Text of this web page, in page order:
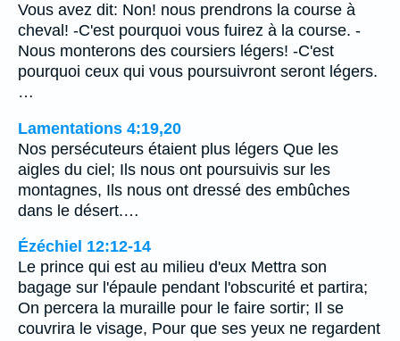
Vous avez dit: Non! nous prendrons la course à
cheval! -C'est pourquoi vous fuirez à la course. -
Nous monterons des coursiers légers! -C'est
pourquoi ceux qui vous poursuivront seront légers.
…
Lamentations 4:19,20
Nos persécuteurs étaient plus légers Que les
aigles du ciel; Ils nous ont poursuivis sur les
montagnes, Ils nous ont dressé des embûches
dans le désert.…
Ézéchiel 12:12-14
Le prince qui est au milieu d'eux Mettra son
bagage sur l'épaule pendant l'obscurité et partira;
On percera la muraille pour le faire sortir; Il se
couvrira le visage, Pour que ses yeux ne regardent